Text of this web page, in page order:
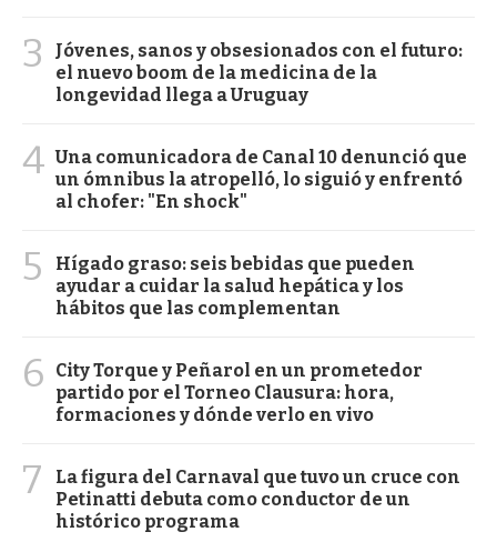
3
Jóvenes, sanos y obsesionados con el futuro:
el nuevo boom de la medicina de la
longevidad llega a Uruguay
4 Una comunicadora de Canal 10 denunció que
un ómnibus la atropelló, lo siguió y enfrentó
al chofer: "En shock"
5
Hígado graso: seis bebidas que pueden
ayudar a cuidar la salud hepática y los
hábitos que las complementan
6
City Torque y Peñarol en un prometedor
partido por el Torneo Clausura: hora,
formaciones y dónde verlo en vivo
7
La figura del Carnaval que tuvo un cruce con
Petinatti debuta como conductor de un
histórico programa